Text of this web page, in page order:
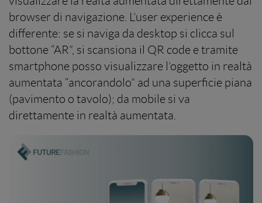
browser di navigazione. L’user experience è
differente: se si naviga da desktop si clicca sul
bottone “AR”, si scansiona il QR code e tramite
smartphone posso visualizzare l’oggetto in realtà
aumentata “ancorandolo” ad una superficie piana
(pavimento o tavolo); da mobile si va
direttamente in realtà aumentata.